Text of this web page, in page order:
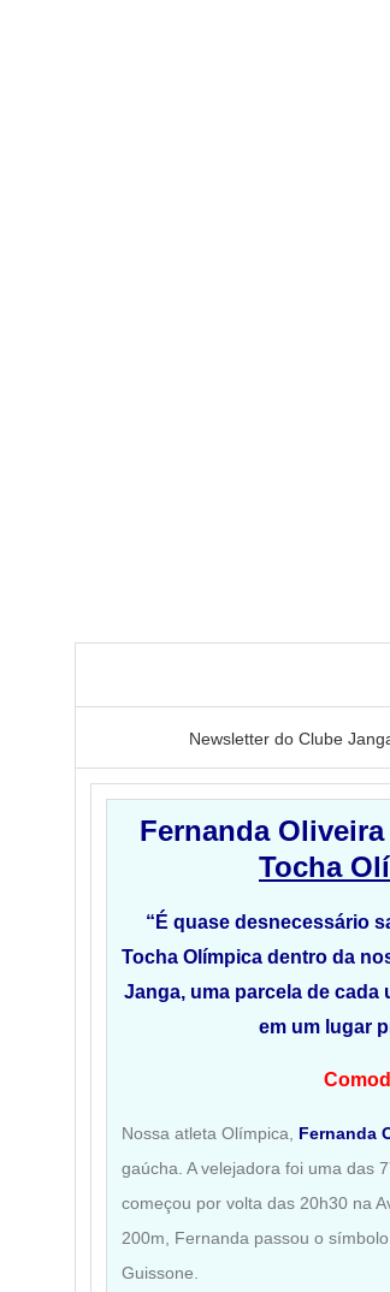
Newsletter do Clube
Fernanda
Tocha
“É quase desnecessário
Tocha Olímpica dentro da
Janga, uma parcela de
em um lugar
Nossa atleta Olímpica, Fernanda
gaúcha. A velejadora foi uma das
começou por volta das 20h30 na
200m, Fernanda passou o
Guissone.